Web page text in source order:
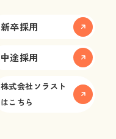
新卒採用
中途採用
株式会社ソラスト
はこちら